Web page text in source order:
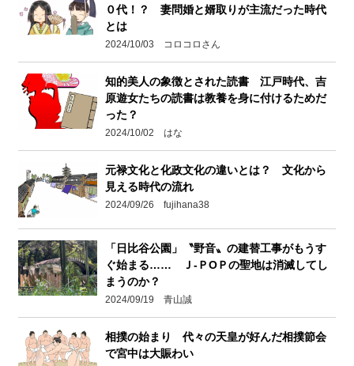
０代！？ 妻問婚と婿取りが主流だった時代
とは
2024/10/03 コロコロさん
知的美人の象徴とされた読書 江戸時代、吉
原遊女たちの読書は教養を身に付けるためだ
った？
2024/10/02 はな
元禄文化と化政文化の違いとは？ 文化から
見える時代の流れ
2024/09/26 fujihana38
「日比谷公園」〝野音〟の建替工事がもうす
ぐ始まる…… Ｊ-ＰOＰの聖地は消滅してし
まうのか？
2024/09/19 青山誠
相撲の始まり 代々の天皇が好んだ相撲節会
で宮中は大賑わい